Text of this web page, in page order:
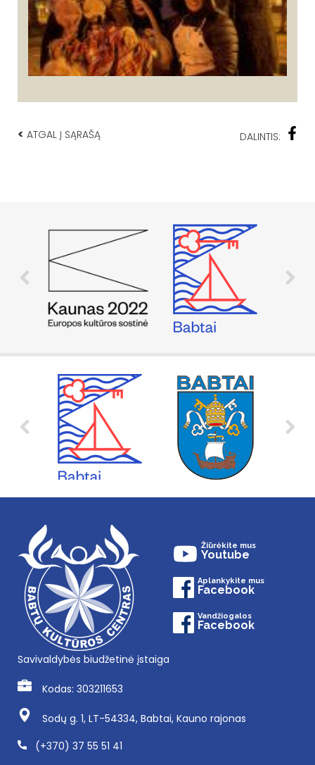
< ATGAL Į SĄRAŠĄ DALINTIS:
Žiūrėkite mus
Youtube
Aplankykite mus
Facebook
Vandžiogalos
Facebook
Savivaldybės biudžetinė įstaiga
Kodas: 303211653
Sodų g. 1, LT-54334, Babtai, Kauno rajonas
(+370) 37 55 51 41